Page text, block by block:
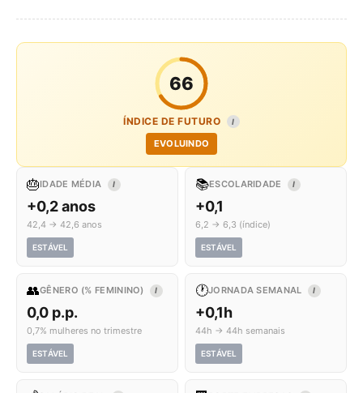
66
ÍNDICE DE FUTURO I
EVOLUINDO
🎂IDADE MÉDIA I
+0,2 anos
42,4 → 42,6 anos
ESTÁVEL
📚ESCOLARIDADE I
+0,1
6,2 → 6,3 (índice)
ESTÁVEL
👥GÊNERO (% FEMININO) I
0,0 p.p.
0,7% mulheres no trimestre
ESTÁVEL
🕐JORNADA SEMANAL I
+0,1h
44h → 44h semanais
ESTÁVEL